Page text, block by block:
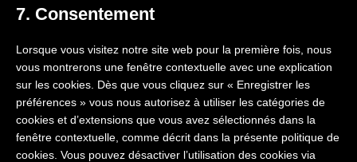
7. Consentement
Lorsque vous visitez notre site web pour la première fois, nous
vous montrerons une fenêtre contextuelle avec une explication
sur les cookies. Dès que vous cliquez sur « Enregistrer les
préférences » vous nous autorisez à utiliser les catégories de
cookies et d’extensions que vous avez sélectionnés dans la
fenêtre contextuelle, comme décrit dans la présente politique de
cookies. Vous pouvez désactiver l’utilisation des cookies via